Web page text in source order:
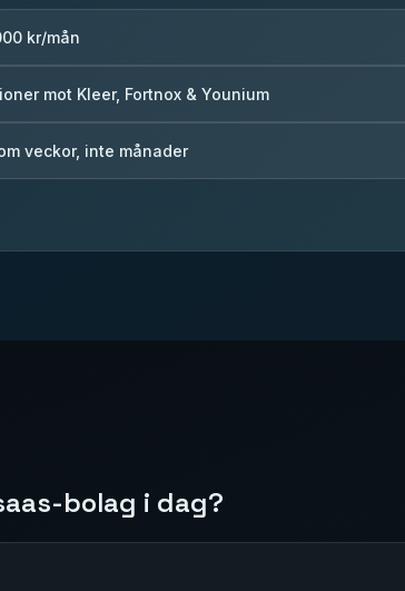
kr/mån
mot Kleer, Fortnox & Younium
veckor, inte månader
bolag i dag?